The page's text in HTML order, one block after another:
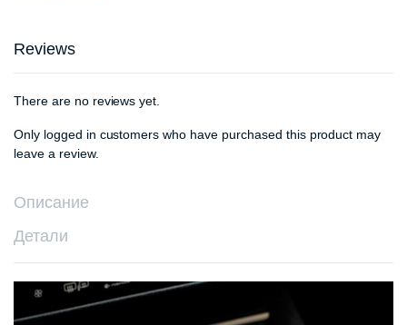
Reviews
There are no reviews yet.
Only logged in customers who have purchased this product may
leave a review.
Описание
Детали